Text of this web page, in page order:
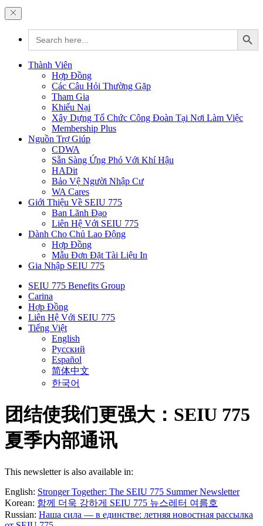
Search
for:
Search Button
Thành Viên
Hợp Đồng
Các Câu Hỏi Thường Gặp
Tham Gia
Khiếu Nại
Xây Dựng Tổ Chức Công Đoàn Tại Nơi Làm Việc
Membership Plus
Nguồn Trợ Giúp
CDWA
Sẵn Sàng Ứng Phó Với Khí Hậu
HADit
Bảo Vệ Người Nhập Cư
WA Cares
Giới Thiệu Về SEIU 775
Ban Lãnh Đạo
Liên Hệ Với SEIU 775
Dành Cho Chủ Lao Động
Hợp Đồng
Mẫu Đơn Đặt Tài Liệu In
Gia Nhập SEIU 775
SEIU 775 Benefits Group
Carina
Hợp Đồng
Liên Hệ Với SEIU 775
Tiếng Việt
English
Русский
Español
简体中文
한국어
团结使我们更强大：SEIU 775
夏季内部通讯
This newsletter is also available in:
English: Stronger Together: The SEIU 775 Summer Newsletter
Korean: 함께 더욱 강하게 SEIU 775 뉴스레터 여름호
Russian: Наша сила — в единстве: летняя новостная рассылка